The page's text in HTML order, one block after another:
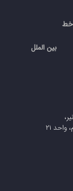
خط
بین الملل